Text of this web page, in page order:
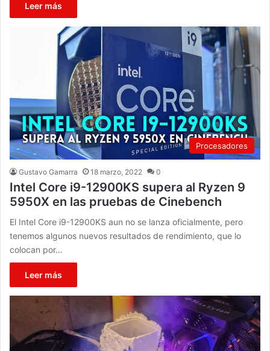
Leer más
Procesadores
Gustavo Gamarra 18 marzo, 2022 0
Intel Core i9-12900KS supera al Ryzen 9
5950X en las pruebas de Cinebench
El Intel Core i9-12900KS aun no se lanza oficialmente, pero
tenemos algunos nuevos resultados de rendimiento, que lo
colocan por…
Leer más